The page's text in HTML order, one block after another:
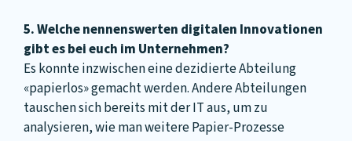
5. Welche nennenswerten digitalen Innovationen
gibt es bei euch im Unternehmen?
Es konnte inzwischen eine dezidierte Abteilung
«papierlos» gemacht werden. Andere Abteilungen
tauschen sich bereits mit der IT aus, um zu
analysieren, wie man weitere Papier-Prozesse